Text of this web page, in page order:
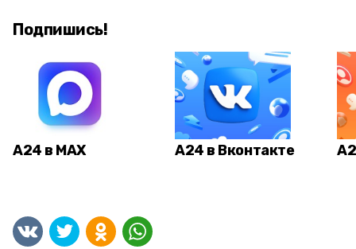
Подпишись!
А24 в MAX А24 в Вконтакте